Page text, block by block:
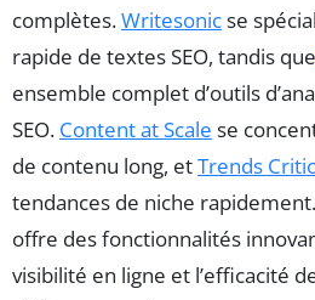
complètes.Writesonicse
rapide de textes SEO, tandis que
ensemble complet d’outils
SEO. Content at Scale se
de contenu long, etTrends
tendances de niche
offre des fonctionnalités
visibilité en ligne et l’efficacité